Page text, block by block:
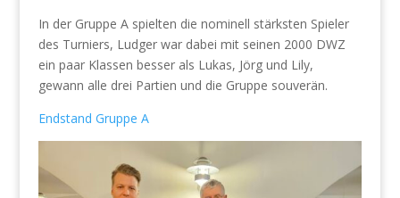
In der Gruppe A spielten die nominell stärksten Spieler
des Turniers, Ludger war dabei mit seinen 2000 DWZ
ein paar Klassen besser als Lukas, Jörg und Lily,
gewann alle drei Partien und die Gruppe souverän.
Endstand Gruppe A